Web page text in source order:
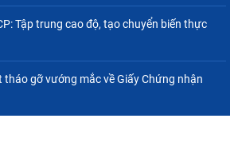
Tập trung cao độ, tạo chuyển biến thực
tháo gỡ vướng mắc về Giấy Chứng nhận